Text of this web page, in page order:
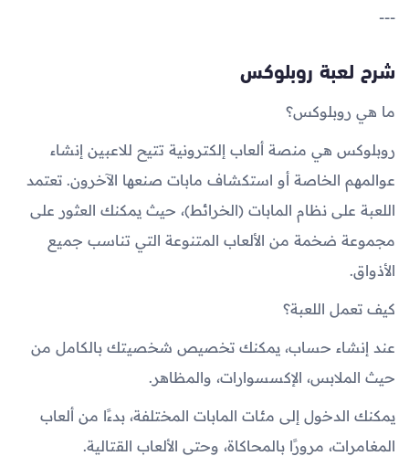
---
شرح لعبة روبلوكس
ما هي روبلوكس؟
روبلوكس هي منصة ألعاب إلكترونية تتيح للاعبين إنشاء
عوالمهم الخاصة أو استكشاف مابات صنعها الآخرون. تعتمد
اللعبة على نظام المابات (الخرائط)، حيث يمكنك العثور على
مجموعة ضخمة من الألعاب المتنوعة التي تناسب جميع
الأذواق.
كيف تعمل اللعبة؟
عند إنشاء حساب، يمكنك تخصيص شخصيتك بالكامل من
حيث الملابس، الإكسسوارات، والمظاهر.
يمكنك الدخول إلى مئات المابات المختلفة، بدءًا من ألعاب
المغامرات، مرورًا بالمحاكاة، وحتى الألعاب القتالية.